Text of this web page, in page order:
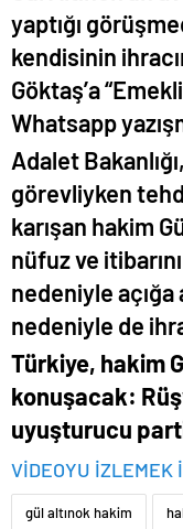
yaptığı
kendisinin
Göktaş’a
Whatsapp
Adalet
görevliyken
karışan hakim
nüfuz ve
nedeniyle açığa
nedeniyle de
Türkiye, hakim
konuşacak:
uyuşturucu
VİDEOYU İZLEMEK
gül altınok hakim